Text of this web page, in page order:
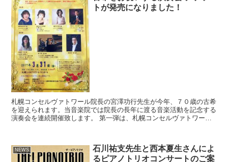
トが発売になりました！
札幌コンセルヴァトワール院長の宮澤功行先生が今年、７０歳の古希
を迎えられます。当音楽院では院長の長年に渡る音楽活動を記念する
演奏会を連続開催致します。 第一弾は、札幌コンセルヴァトワール
NEWS
石川祐支先生と西本夏生さんによ
るピアノトリオコンサートのご案